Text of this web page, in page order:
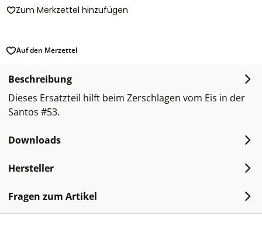
Zum Merkzettel hinzufügen
Auf den Merzettel
Beschreibung
Dieses Ersatzteil hilft beim Zerschlagen vom Eis in der
Santos #53.
Downloads
Hersteller
Fragen zum Artikel